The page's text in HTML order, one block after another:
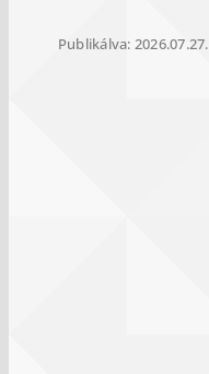
Publikálva: 2026.07.27.